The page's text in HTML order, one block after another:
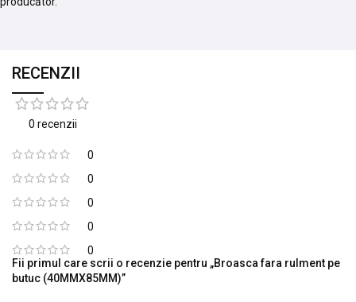
RECENZII
0 recenzii
0
0
0
0
0
Fii primul care scrii o recenzie pentru „Broasca fara rulment pe
butuc (40MMX85MM)”